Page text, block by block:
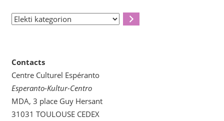
Elekti
Contacts
Centre Culturel Espéranto
Esperanto-Kultur-Centro
MDA, 3 place Guy Hersant
31031 TOULOUSE CEDEX